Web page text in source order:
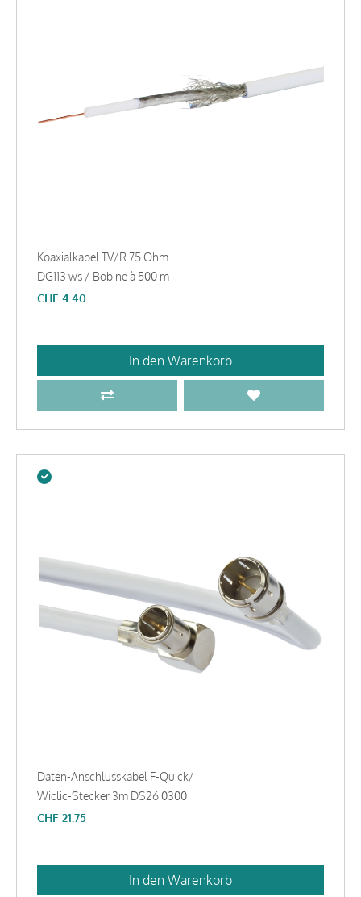
Koaxialkabel TV/R 75 Ohm
DG113 ws / Bobine à 500 m
CHF 4.40
In den Warenkorb
Daten-Anschlusskabel F-Quick/
Wiclic-Stecker 3m DS26 0300
CHF 21.75
In den Warenkorb